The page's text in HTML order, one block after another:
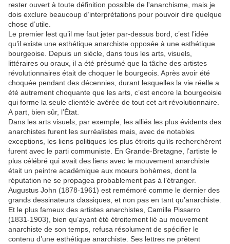
rester ouvert à toute définition possible de l'anarchisme, mais je
dois exclure beaucoup d’interprétations pour pouvoir dire quelque
chose d’utile.
Le premier lest qu’il me faut jeter par-dessus bord, c’est l’idée
qu’il existe une esthétique anarchiste opposée à une esthétique
bourgeoise. Depuis un siècle, dans tous les arts, visuels,
littéraires ou oraux, il a été présumé que la tâche des artistes
révolutionnaires était de choquer le bourgeois. Après avoir été
choquée pendant des décennies, durant lesquelles la vie réelle a
été autrement choquante que les arts, c’est encore la bourgeoisie
qui forme la seule clientèle avérée de tout cet art révolutionnaire.
A part, bien sûr, l’État.
Dans les arts visuels, par exemple, les alliés les plus évidents des
anarchistes furent les surréalistes mais, avec de notables
exceptions, les liens politiques les plus étroits qu’ils recherchèrent
furent avec le parti communiste. En Grande-Bretagne, l’artiste le
plus célébré qui avait des liens avec le mouvement anarchiste
était un peintre académique aux mœurs bohèmes, dont la
réputation ne se propagea probablement pas à l’étranger.
Augustus John (1878-1961) est remémoré comme le dernier des
grands dessinateurs classiques, et non pas en tant qu’anarchiste.
Et le plus fameux des artistes anarchistes, Camille Pissarro
(1831-1903), bien qu’ayant été étroitement lié au mouvement
anarchiste de son temps, refusa résolument de spécifier le
contenu d’une esthétique anarchiste. Ses lettres ne prêtent